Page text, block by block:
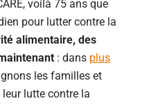
voilà 75 ans que
pour lutter contre la
alimentaire, des
: dans plus
les familles et
lutte contre la